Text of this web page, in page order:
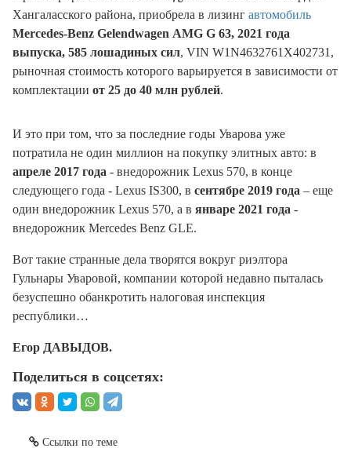
Хангаласского района, приобрела в лизинг автомобиль
Mercedes-Benz Gelendwagen АМG G 63, 2021 года
выпуска, 585 лошадиных сил, VIN W1N4632761X402731,
рыночная стоимость которого варьируется в зависимости от
комплектации от 25 до 40 млн рублей.
И это при том, что за последние годы Уварова уже
потратила не один миллион на покупку элитных авто: в
апреле 2017 года - внедорожник Lexus 570, в конце
следующего года - Lexus IS300, в сентябре 2019 года – еще
один внедорожник Lexus 570, а в январе 2021 года -
внедорожник Mercedes Benz GLE.
Вот такие странные дела творятся вокруг риэлтора
Гульнары Уваровой, компании которой недавно пыталась
безуспешно обанкротить налоговая инспекция
республики…
Егор ДАВЫДОВ.
Поделиться в соцсетях:
Ссылки по теме